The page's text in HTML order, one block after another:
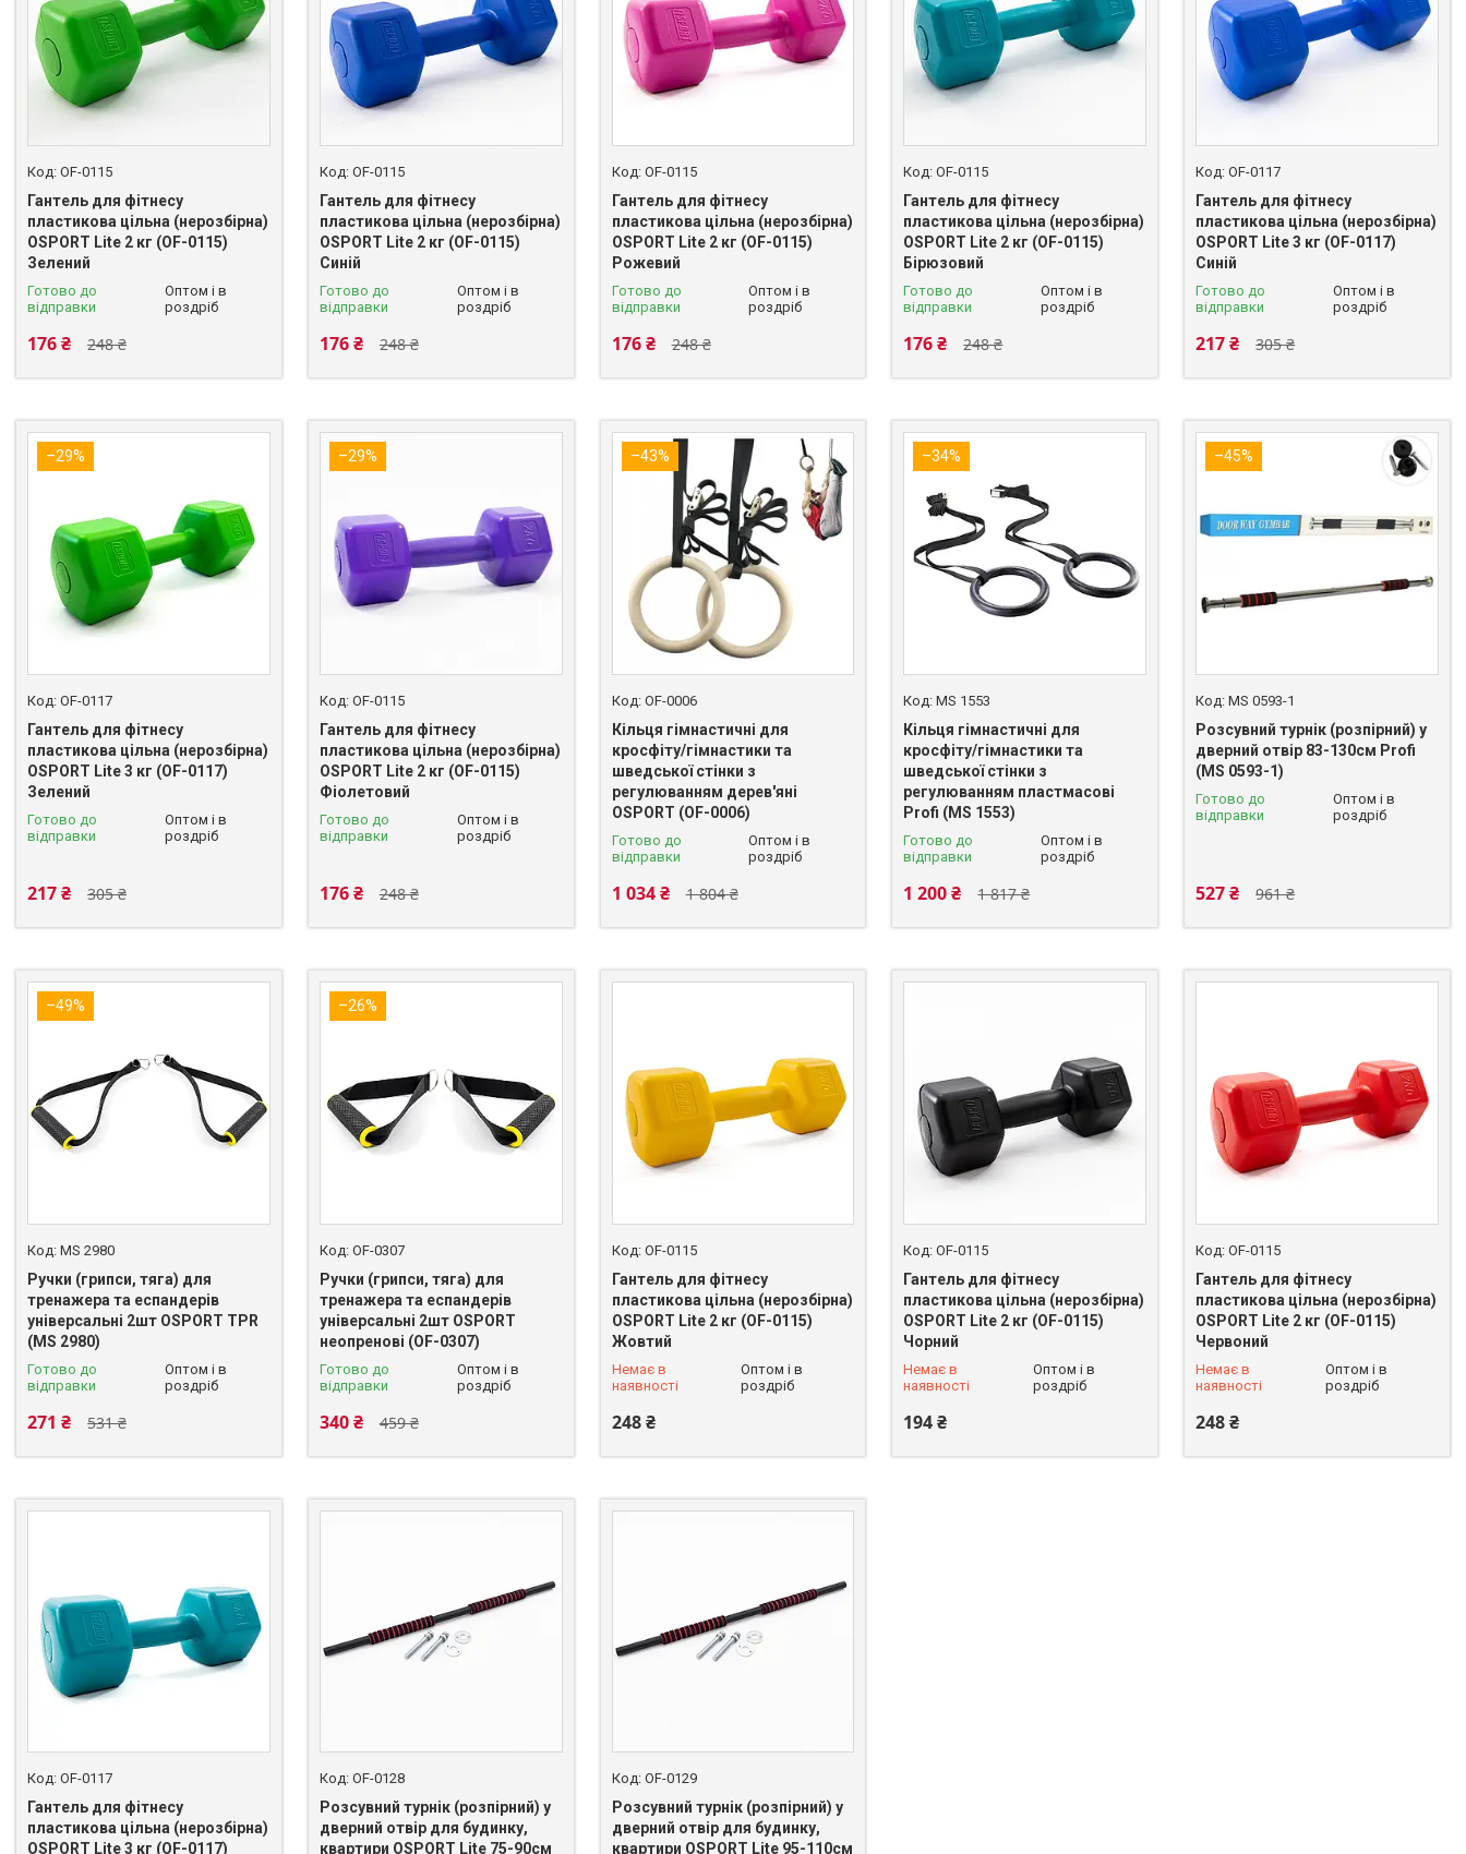
OF-0115
Гантель для фітнесу
пластикова цільна (нерозбірна)
OSPORT Lite 2 кг (OF-0115)
Зелений
Готово до
відправки
Оптом і в
роздріб
248 ₴
176 ₴
OF-0115
Гантель для фітнесу
пластикова цільна (нерозбірна)
OSPORT Lite 2 кг (OF-0115)
Синій
Готово до
відправки
Оптом і в
роздріб
248 ₴
176 ₴
OF-0115
Гантель для фітнесу
пластикова цільна (нерозбірна)
OSPORT Lite 2 кг (OF-0115)
Рожевий
Готово до
відправки
Оптом і в
роздріб
248 ₴
176 ₴
OF-0115
Гантель для фітнесу
пластикова цільна (нерозбірна)
OSPORT Lite 2 кг (OF-0115)
Бірюзовий
Готово до
відправки
Оптом і в
роздріб
248 ₴
176 ₴
OF-0117
Гантель для фітнесу
пластикова цільна (нерозбірна)
OSPORT Lite 3 кг (OF-0117)
Синій
Готово до
відправки
Оптом і в
роздріб
305 ₴
217 ₴
–29%
OF-0117
Гантель для фітнесу
пластикова цільна (нерозбірна)
OSPORT Lite 3 кг (OF-0117)
Зелений
Готово до
відправки
Оптом і в
роздріб
305 ₴
217 ₴
–29%
OF-0115
Гантель для фітнесу
пластикова цільна (нерозбірна)
OSPORT Lite 2 кг (OF-0115)
Фіолетовий
Готово до
відправки
Оптом і в
роздріб
248 ₴
176 ₴
–43%
OF-0006
Кільця гімнастичні для
кросфіту/гімнастики та
шведської стінки з
регулюванням дерев'яні
OSPORT (OF-0006)
Готово до
відправки
Оптом і в
роздріб
1 804 ₴
1 034 ₴
–34%
MS 1553
Кільця гімнастичні для
кросфіту/гімнастики та
шведської стінки з
регулюванням пластмасові
Profi (MS 1553)
Готово до
відправки
Оптом і в
роздріб
1 817 ₴
1 200 ₴
–45%
MS 0593-1
Розсувний турнік (розпірний) у
дверний отвір 83-130см Profi
(MS 0593-1)
Готово до
відправки
Оптом і в
роздріб
961 ₴
527 ₴
–49%
MS 2980
Ручки (грипси, тяга) для
тренажера та еспандерів
універсальні 2шт OSPORT TPR
(MS 2980)
Готово до
відправки
Оптом і в
роздріб
531 ₴
271 ₴
–26%
OF-0307
Ручки (грипси, тяга) для
тренажера та еспандерів
універсальні 2шт OSPORT
неопренові (OF-0307)
Готово до
відправки
Оптом і в
роздріб
459 ₴
340 ₴
OF-0115
Гантель для фітнесу
пластикова цільна (нерозбірна)
OSPORT Lite 2 кг (OF-0115)
Жовтий
Немає в
наявності
Оптом і в
роздріб
248 ₴
OF-0115
Гантель для фітнесу
пластикова цільна (нерозбірна)
OSPORT Lite 2 кг (OF-0115)
Чорний
Немає в
наявності
Оптом і в
роздріб
194 ₴
+380 (93) 625-49-82
OF-0115
Гантель для фітнесу
пластикова цільна (нерозбірна)
OSPORT Lite 2 кг (OF-0115)
Червоний
Немає в
наявності
Оптом і в
роздріб
248 ₴
+380 (93) 625-49-82
OF-0117
Гантель для фітнесу
пластикова цільна (нерозбірна)
OSPORT Lite 3 кг (OF-0117)
OF-0128
Розсувний турнік (розпірний) у
дверний отвір для будинку,
квартири OSPORT Lite 75-90см
OF-0129
Розсувний турнік (розпірний) у
дверний отвір для будинку,
квартири OSPORT Lite 95-110см